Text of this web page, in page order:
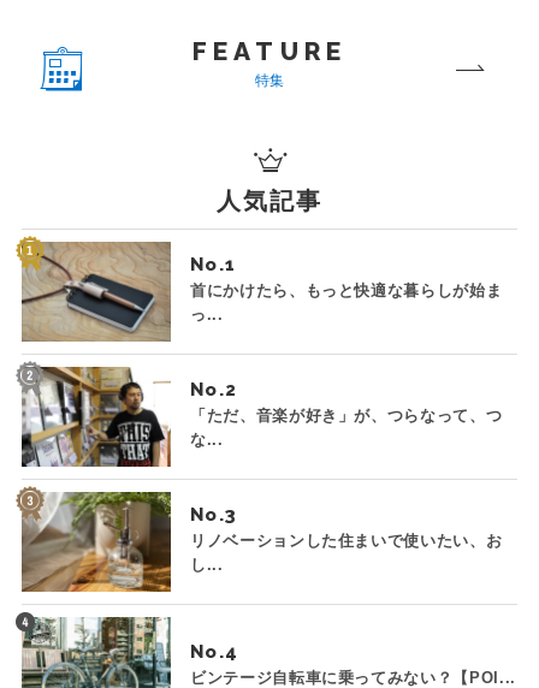
FEATURE
特集
人気記事
No.
首にかけたら、もっと快適な暮らしが始ま
っ...
No.
「ただ、音楽が好き」が、つらなって、つ
な...
No.
リノベーションした住まいで使いたい、お
し...
No.
ビンテージ自転車に乗ってみない？【POI...